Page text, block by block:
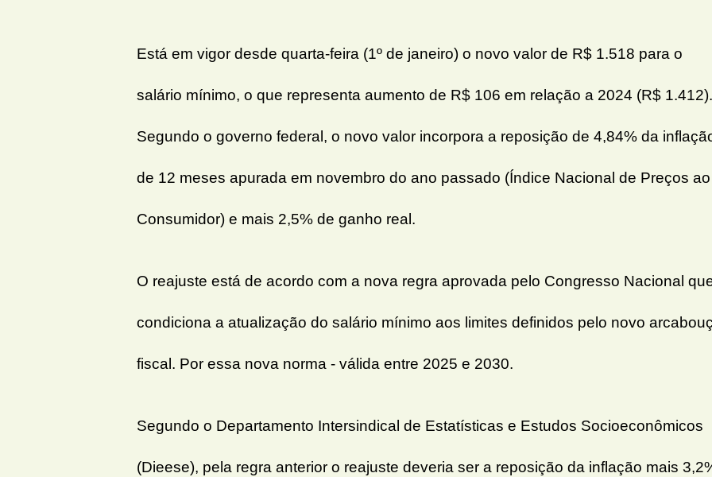
Está em vigor desde quarta-feira (1º de janeiro) o novo valor de R$ 1.518 para o
salário mínimo, o que representa aumento de R$ 106 em relação a 2024 (R$ 1.412).
Segundo o governo federal, o novo valor incorpora a reposição de 4,84% da
de 12 meses apurada em novembro do ano passado (Índice Nacional de Preços ao
Consumidor) e mais 2,5% de ganho real.
O reajuste está de acordo com a nova regra aprovada pelo Congresso Nacional
condiciona a atualização do salário mínimo aos limites definidos pelo novo
fiscal. Por essa nova norma - válida entre 2025 e 2030.
Segundo o Departamento Intersindical de Estatísticas e Estudos Socioeconômicos
(Dieese), pela regra anterior o reajuste deveria ser a reposição da inflação mais